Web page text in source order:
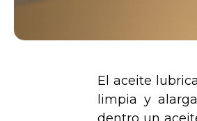
El aceite
limpia y